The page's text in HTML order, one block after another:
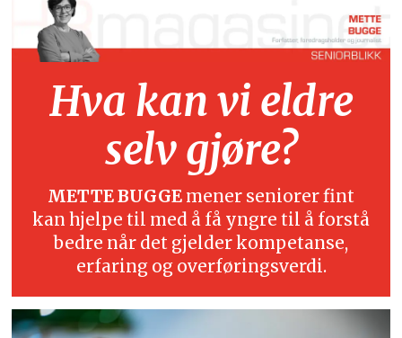
Hva kan vi eldre
selv gjøre?
METTE BUGGE mener seniorer fint
kan hjelpe til med å få yngre til å forstå
bedre når det gjelder kompetanse,
erfaring og overføringsverdi.